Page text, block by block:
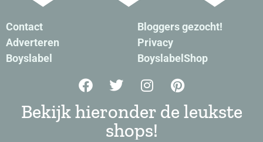
Contact
Adverteren
Boyslabel
Bloggers gezocht!
Privacy
BoyslabelShop
Bekijk hieronder de leukste
shops!